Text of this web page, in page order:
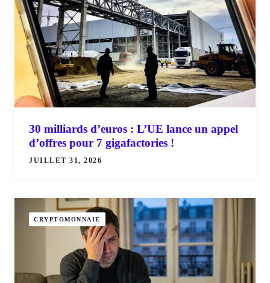
30 milliards d’euros : L’UE lance un appel
d’offres pour 7 gigafactories !
JUILLET 31, 2026
CRYPTOMONNAIE